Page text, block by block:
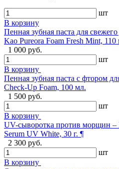
шт
В корзину
Пенная зубная паста для
Kao Pureora Foam Fresh Mint, 110
1 000 руб.
шт
В корзину
Пенная зубная паста с фтором
Check-Up Foam, 100 мл.
1 500 руб.
шт
В корзину
UV-сыворотка против морщин –
Serum UV White, 30 г. ¶
2 300 руб.
шт
В корзину